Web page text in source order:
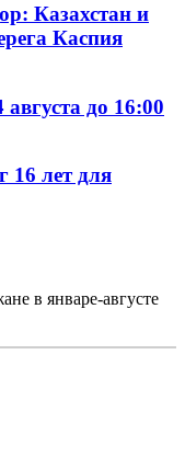
Казахстан и
Каспия
до 16:00
16 лет для
в январе-августе